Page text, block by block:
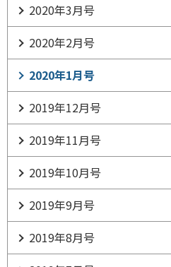
2020年3月号
2020年2月号
2020年1月号
2019年12月号
2019年11月号
2019年10月号
2019年9月号
2019年8月号